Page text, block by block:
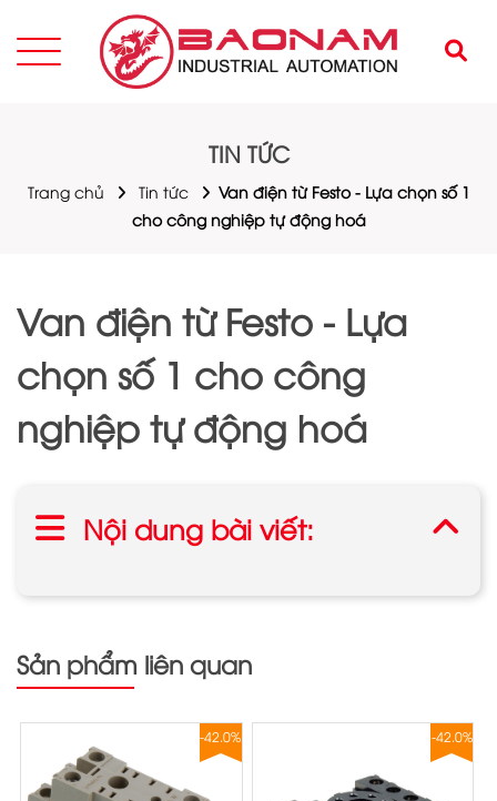
TIN TỨC
Trang chủ Tin tức
Van điện từ Festo - Lựa chọn số 1
cho công nghiệp tự động hoá
Van điện từ Festo - Lựa
chọn số 1 cho công
nghiệp tự động hoá
Nội dung bài viết:
Sản phẩm liên quan
-42.0% -42.0%